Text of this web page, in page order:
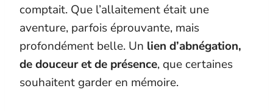
comptait. Que l’allaitement était une
aventure, parfois éprouvante, mais
profondément belle. Un lien d’abnégation,
de douceur et de présence, que certaines
souhaitent garder en mémoire.